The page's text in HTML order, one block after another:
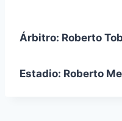
Árbitro: Roberto
Estadio: Roberto